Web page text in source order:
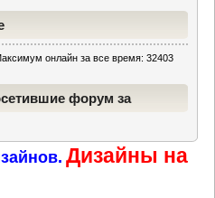
онлайн за все время: 32403
форум за
Дизайны на